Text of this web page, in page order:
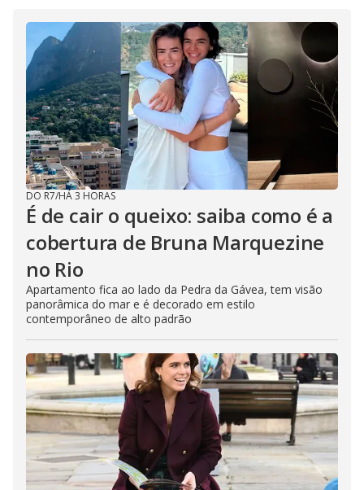
DO R7/HÁ 3 HORAS
É de cair o queixo: saiba como é a
cobertura de Bruna Marquezine
no Rio
Apartamento fica ao lado da Pedra da Gávea, tem visão
panorâmica do mar e é decorado em estilo
contemporâneo de alto padrão